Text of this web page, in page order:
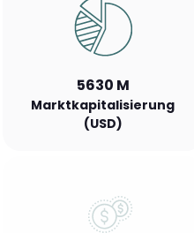
5630 M
Marktkapitalisierung
(USD)